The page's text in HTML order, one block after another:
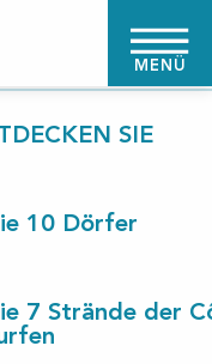
MENÜ
SIE
10 Dörfer
7 Strände der
NACH
bei uns!